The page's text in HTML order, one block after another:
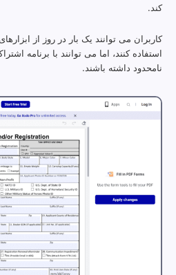
کند.
استفاده کنند، اما می توانند با برنامه
نامحدود داشته باشند.